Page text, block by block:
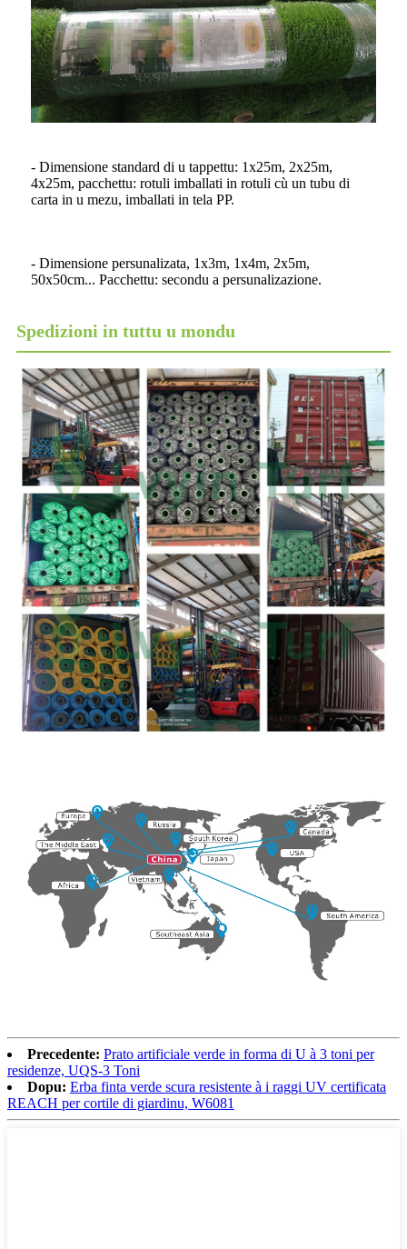
- Dimensione standard di u tappettu: 1x25m, 2x25m,
4x25m, pacchettu: rotuli imballati in rotuli cù un tubu di
carta in u mezu, imballati in tela PP.
- Dimensione persunalizata, 1x3m, 1x4m, 2x5m,
50x50cm... Pacchettu: secondu a persunalizazione.
Spedizioni in tuttu u mondu
Precedente: Prato artificiale verde in forma di U à 3 toni per
residenze, UQS-3 Toni
Dopu: Erba finta verde scura resistente à i raggi UV certificata
REACH per cortile di giardinu, W6081